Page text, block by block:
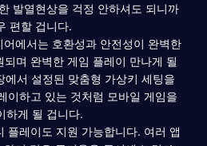
발열현상을 걱정 안하셔도 되니까
편할 겁니다.
에서는 호환성과 안전성이 완벽한
며 완벽한 게임 플레이 만나게 될
에서 설정된 맞춤형 가상키 세팅을
이하고 있는 것처럼 모바일 게임을
하게 될 겁니다.
플레이도 지원 가능합니다. 여러 앱